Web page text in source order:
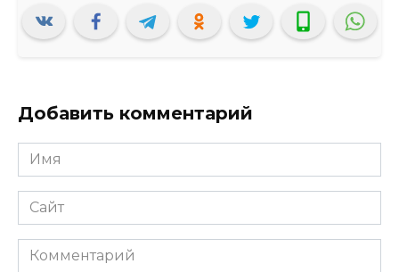
Добавить комментарий
Имя
*
Сайт
Комментарий